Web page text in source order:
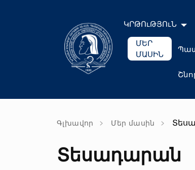
ԿՐԹՈւԹՅՈւՆ
ՄԵՐ
ՄԱՍԻՆ
Գլխավոր Մեր մասին
Տեսադարան